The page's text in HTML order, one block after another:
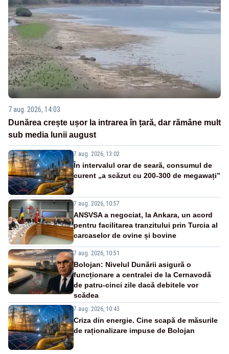
7 aug. 2026, 14:03
Dunărea crește ușor la intrarea în țară, dar rămâne mult
sub media lunii august
7 aug. 2026, 13:02
În intervalul orar de seară, consumul de
curent „a scăzut cu 200-300 de megawați”
7 aug. 2026, 10:57
ANSVSA a negociat, la Ankara, un acord
pentru facilitarea tranzitului prin Turcia al
carcaselor de ovine și bovine
7 aug. 2026, 10:51
Bolojan: Nivelul Dunării asigură o
funcționare a centralei de la Cernavodă
de patru-cinci zile dacă debitele vor
scădea
7 aug. 2026, 10:43
Criza din energie. Cine scapă de măsurile
de raționalizare impuse de Bolojan